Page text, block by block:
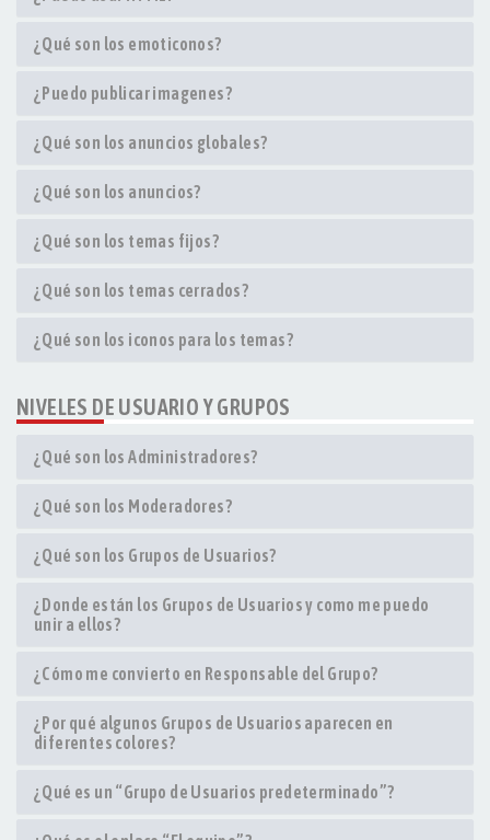
¿Qué son los emoticonos?
¿Puedo publicar imagenes?
¿Qué son los anuncios globales?
¿Qué son los anuncios?
¿Qué son los temas fijos?
¿Qué son los temas cerrados?
¿Qué son los iconos para los temas?
NIVELES DE USUARIO Y GRUPOS
¿Qué son los Administradores?
¿Qué son los Moderadores?
¿Qué son los Grupos de Usuarios?
¿Donde están los Grupos de Usuarios y como me puedo
unir a ellos?
¿Cómo me convierto en Responsable del Grupo?
¿Por qué algunos Grupos de Usuarios aparecen en
diferentes colores?
¿Qué es un “Grupo de Usuarios predeterminado”?